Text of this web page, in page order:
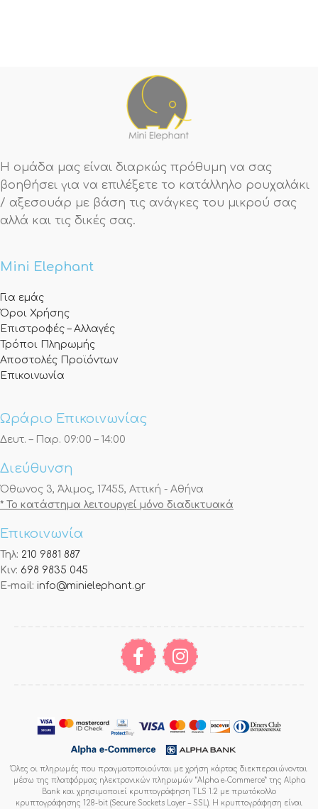
Η ομάδα μας είναι διαρκώς πρόθυμη να σας
βοηθήσει για να επιλέξετε το κατάλληλο ρουχαλάκι
/ αξεσουάρ με βάση τις ανάγκες του μικρού σας
αλλά και τις δικές σας.
Mini Elephant
Για εμάς
Όροι Χρήσης
Επιστροφές – Αλλαγές
Τρόποι Πληρωμής
Αποστολές Προϊόντων
Επικοινωνία
Ωράριο Επικοινωνίας
Δευτ. – Παρ. 09:00 – 14:00
Διεύθυνση
Όθωνος 3, Άλιμος, 17455, Αττική - Αθήνα
* Το κατάστημα λειτουργεί μόνο διαδικτυακά
Επικοινωνία
Τηλ: 210 9881 887
Κιν: 698 9835 045
E-mail: info@minielephant.gr
Όλες οι πληρωμές που πραγματοποιούνται με χρήση κάρτας διεκπεραιώνονται
μέσω της πλατφόρμας ηλεκτρονικών πληρωμών “Alpha e-Commerce” της Alpha
Bank και χρησιμοποιεί κρυπτογράφηση TLS 1.2 με πρωτόκολλο
κρυπτογράφησης 128-bit (Secure Sockets Layer – SSL). Η κρυπτογράφηση είναι